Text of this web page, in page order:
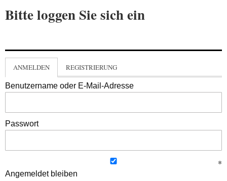
Bitte loggen Sie sich ein
ANMELDEN REGISTRIERUNG
Benutzername oder E-Mail-Adresse
Passwort
Angemeldet bleiben